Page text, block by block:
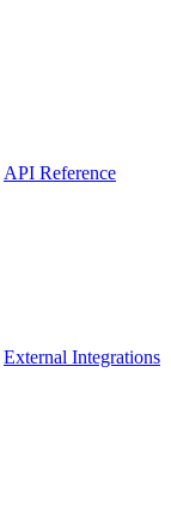
API Reference
External Integrations